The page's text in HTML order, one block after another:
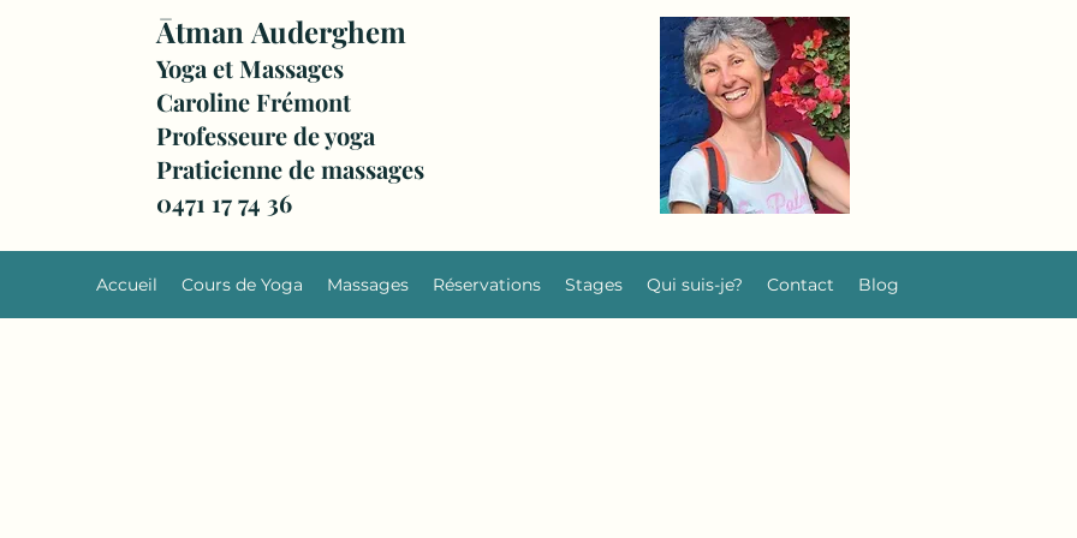
Ātman Auderghem
Yoga et Massages
Caroline Frémont
Professeure de yoga
Praticienne de massages
0471 17 74 36
Accueil Cours de Yoga Massages Réservations Stages Qui suis-je? Contact Blog